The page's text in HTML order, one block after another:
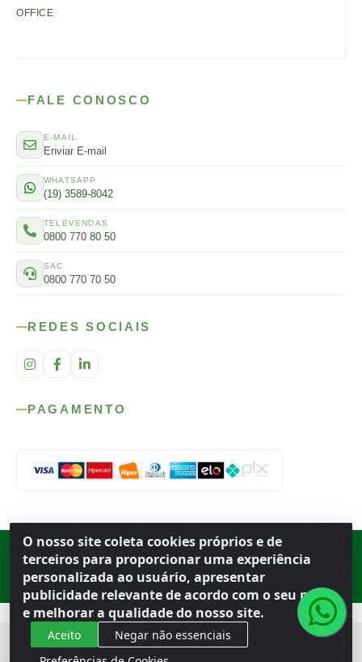
O nosso site coleta cookies próprios e de
terceiros para proporcionar uma experiência
personalizada ao usuário, apresentar
publicidade relevante de acordo com o seu perfil
e melhorar a qualidade do nosso site.
Aceito
Negar não essenciais
OFFICE
FALE CONOSCO
E-MAIL
Enviar E-mail
WHATSAPP
(19) 3589-8042
TELEVENDAS
0800 770 80 50
SAC
0800 770 70 50
REDES SOCIAIS
PAGAMENTO
Rod. SP-215, s/n, km 98 — Área Rural Porto Ferreira ·BR
· CEP
· CNPJ 56.679.863/0001-91
© 2026 Atacado Ideal